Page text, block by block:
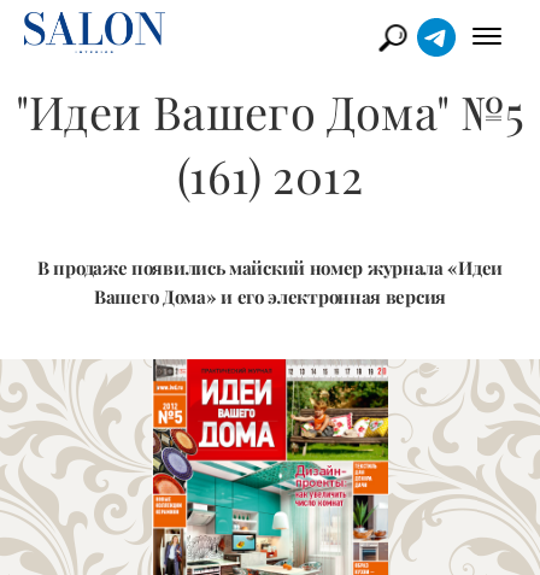
"Идеи Вашего Дома" №5
(161) 2012
В продаже появились майский номер журнала «Идеи
Вашего Дома» и его электронная версия